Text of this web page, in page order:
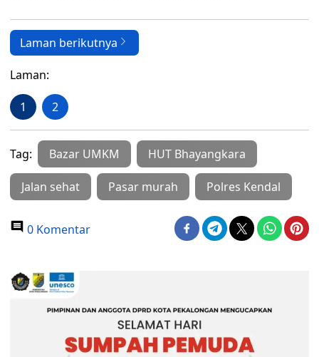
Laman berikutnya
Laman:
1 2
Tag: Bazar UMKM HUT Bhayangkara
Jalan sehat Pasar murah Polres Kendal
0 Komentar